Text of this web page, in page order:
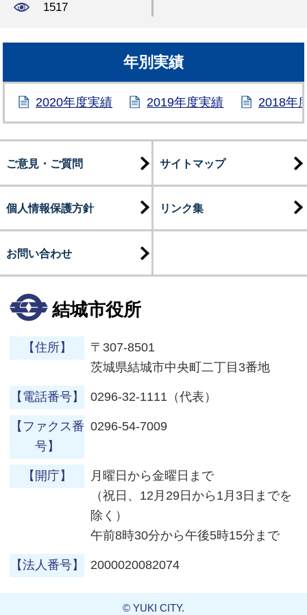
1517
年別実績
2020年度実績 2019年度実績 2018年
ご意見・ご質問 サイトマップ
個人情報保護方針 リンク集
お問い合わせ
結城市役所
【住所】
〒307-8501
茨城県結城市中央町二丁目3番地
【電話番号】 0296-32-1111（代表）
【ファクス番
号】
0296-54-7009
【開庁】
月曜日から金曜日まで
（祝日、12月29日から1月3日までを
除く）
午前8時30分から午後5時15分まで
【法人番号】 2000020082074
© YUKI CITY.